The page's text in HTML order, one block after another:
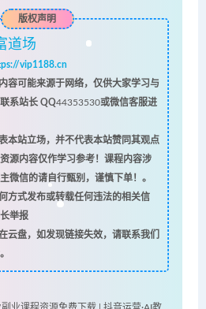
版权声明
道场
vip1188.cn
容可能来源于网络，仅供大家学习与
系站长 QQ44353530或微信客服进
本站立场，并不代表本站赞同其观点
源内容仅作学习参考！课程内容涉
微信的请自行甄别，谨慎下单！。
方式发布或转载任何违法的相关信
举报
云盘，如发现链接失效，请联系我们